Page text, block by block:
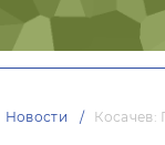
Новости